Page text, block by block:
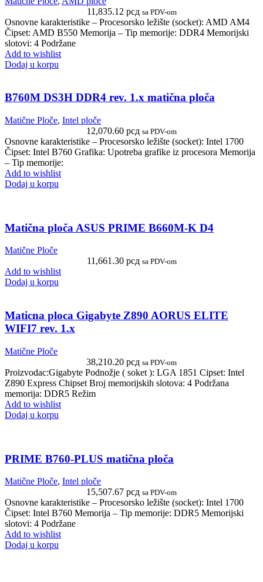
11,835.12 рсд sa PDV-om
Osnovne karakteristike – Procesorsko ležište (socket): AMD AM4
Čipset: AMD B550 Memorija – Tip memorije: DDR4 Memorijski
slotovi: 4 Podržane
Add to wishlist
Dodaj u korpu
B760M DS3H DDR4 rev. 1.x matična ploča
Matične Ploče, Intel ploče
12,070.60 рсд sa PDV-om
Osnovne karakteristike – Procesorsko ležište (socket): Intel 1700
Čipset: Intel B760 Grafika: Upotreba grafike iz procesora Memorija
– Tip memorije:
Add to wishlist
Dodaj u korpu
Matična ploča ASUS PRIME B660M-K D4
Matične Ploče
11,661.30 рсд sa PDV-om
Add to wishlist
Dodaj u korpu
Maticna ploca Gigabyte Z890 AORUS ELITE
WIFI7 rev. 1.x
Matične Ploče
38,210.20 рсд sa PDV-om
Proizvodac:Gigabyte Podnožje ( soket ): LGA 1851 Cipset: Intel
Z890 Express Chipset Broj memorijskih slotova: 4 Podržana
memorija: DDR5 Režim
Add to wishlist
Dodaj u korpu
PRIME B760-PLUS matična ploča
Matične Ploče, Intel ploče
15,507.67 рсд sa PDV-om
Osnovne karakteristike – Procesorsko ležište (socket): Intel 1700
Čipset: Intel B760 Memorija – Tip memorije: DDR5 Memorijski
slotovi: 4 Podržane
Add to wishlist
Dodaj u korpu